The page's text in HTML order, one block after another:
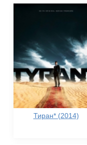
Тиран* (2014)